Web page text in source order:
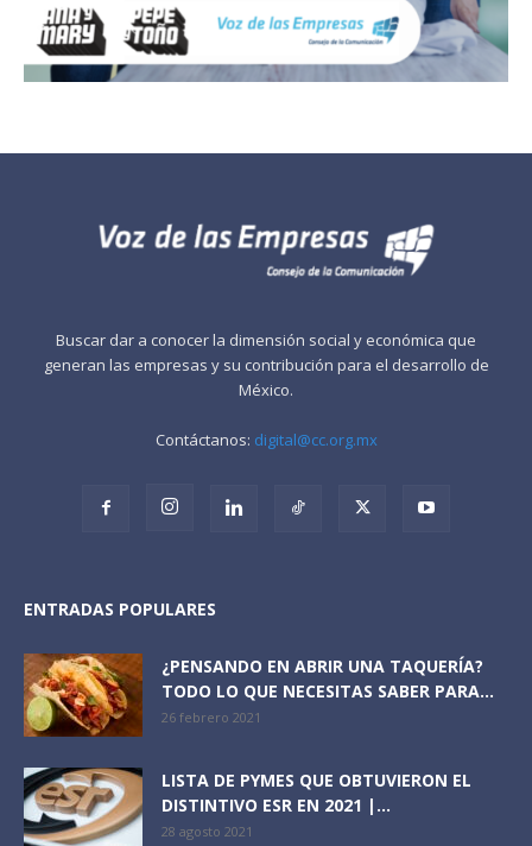
Buscar dar a conocer la dimensión social y económica que
generan las empresas y su contribución para el desarrollo de
México.
Contáctanos: digital@cc.org.mx
ENTRADAS POPULARES
¿PENSANDO EN ABRIR UNA TAQUERÍA?
TODO LO QUE NECESITAS SABER PARA...
26 febrero 2021
LISTA DE PYMES QUE OBTUVIERON EL
DISTINTIVO ESR EN 2021 |...
28 agosto 2021